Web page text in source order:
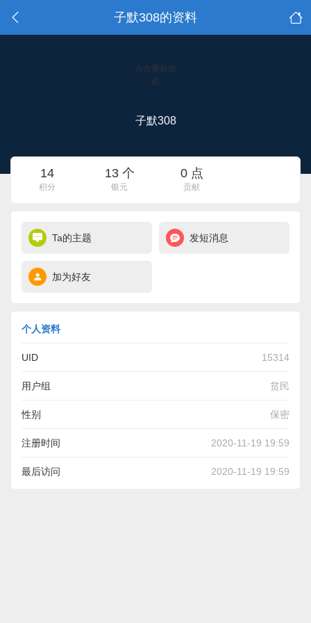
子默308的资料
点击重新加
载
子默308
14
积分
13 个
银元
0 点
贡献
Ta的主题 发短消息
加为好友
个人资料
UID 15314
用户组 贫民
性别 保密
注册时间 2020-11-19 19:59
最后访问 2020-11-19 19:59